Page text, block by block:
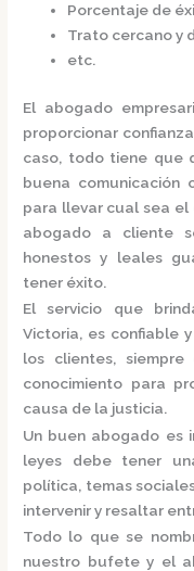
Porcentaje de
Trato cercano y
etc.
El abogado
proporcionar
caso, todo tiene que
buena comunicación
para llevar cual sea
abogado a cliente
honestos y leales
tener éxito.
El servicio que
Victoria, es confiable
los clientes,
conocimiento para
causa de la justicia.
Un buen abogado es
leyes debe tener
política, temas
intervenir y resaltar
Todo lo que se
nuestro bufete y el